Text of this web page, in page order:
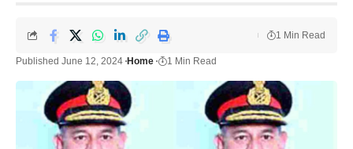
Published June 12, 2024 Home 1 Min Read
1 Min Read